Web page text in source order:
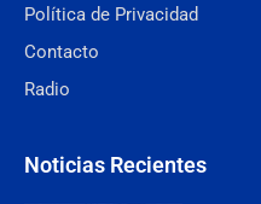
Política de Privacidad
Contacto
Radio
Noticias Recientes